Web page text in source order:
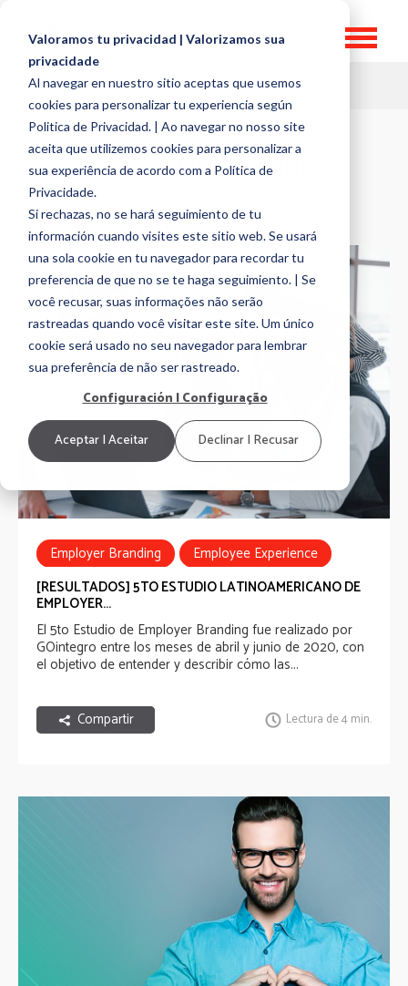
Valoramos tu privacidad | Valorizamos sua
privacidade
Al navegar en nuestro sitio aceptas que usemos
cookies para personalizar tu experiencia según
Politica de Privacidad. | Ao navegar no nosso site
aceita que utilizemos cookies para personalizar a
sua experiência de acordo com a Política de
Privacidade.
Si rechazas, no se hará seguimiento de tu
información cuando visites este sitio web. Se usará
una sola cookie en tu navegador para recordar tu
preferencia de que no se te haga seguimiento. | Se
você recusar, suas informações não serão
rastreadas quando você visitar este site. Um único
cookie será usado no seu navegador para lembrar
sua preferência de não ser rastreado.
Configuración | Configuração
Aceptar | Aceitar Declinar | Recusar
HR TOPICS
EMPLOYER BRANDING
Employer Branding
Employee Experience
Estudio
[RESULTADOS] 5TO ESTUDIO LATINOAMERICANO DE
EMPLOYER...
El 5to Estudio de Employer Branding fue realizado por
GOintegro entre los meses de abril y junio de 2020, con
el objetivo de entender y describir cómo las...
Compartir Lectura de 4 min.